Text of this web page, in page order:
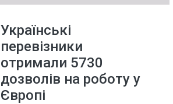
Українські
перевізники
отримали 5730
дозволів на роботу у
Європі